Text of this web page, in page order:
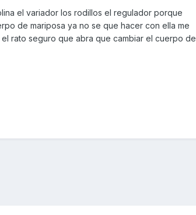
el variador los rodillos el regulador porque
de mariposa ya no se que hacer con ella me
rato seguro que abra que cambiar el cuerpo de